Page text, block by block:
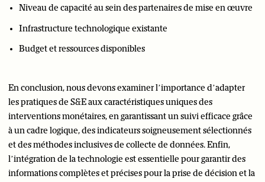
Niveau de capacité au sein des partenaires de mise en œuvre
Infrastructure technologique existante
Budget et ressources disponibles
En conclusion, nous devons examiner l’importance d’adapter
les pratiques de S&E aux caractéristiques uniques des
interventions monétaires, en garantissant un suivi efficace grâce
à un cadre logique, des indicateurs soigneusement sélectionnés
et des méthodes inclusives de collecte de données. Enfin,
l’intégration de la technologie est essentielle pour garantir des
informations complètes et précises pour la prise de décision et la